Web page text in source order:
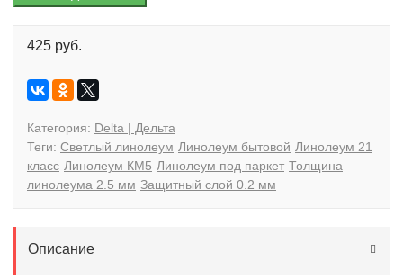
425 руб.
Категория: Delta | Дельта
Теги: Светлый линолеум Линолеум бытовой Линолеум 21
класс Линолеум КМ5 Линолеум под паркет Толщина
линолеума 2.5 мм Защитный слой 0.2 мм
Описание